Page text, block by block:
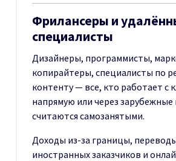
Фрилансеры и
специалисты
Дизайнеры, программисты,
копирайтеры, специалисты по
контенту — все, кто работает с
напрямую или через
считаются самозанятыми.
Доходы из-за границы,
иностранных заказчиков и